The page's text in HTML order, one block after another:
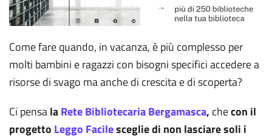
Come fare quando, in vacanza, è più complesso per
molti bambini e ragazzi con bisogni specifici accedere a
risorse di svago ma anche di crescita e di scoperta?
Ci pensalaRete Bibliotecaria Bergamasca, checon il
progetto Leggo Facilesceglie di non lasciare soli i